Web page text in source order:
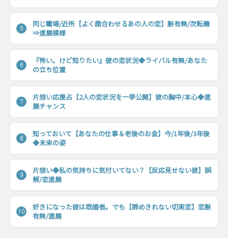
5
同じ職場/近所【よく顔合わせるあの人の恋】脈有無/次転機
⇒進展模様
6
『怖い。けど知りたい』彼の恋状況◆ライバル有無/あなた
の立ち位置
7
片想い応援占【2人の恋状況を一挙公開】彼の胸中/本心◆進
展チャンス
8
知っておいて【あなたの仕事＆老後のお金】今/1年後/3年後
◆未来の姿
9
片想い◆私の気持ちに気付いてない？【反応見せない彼】誤
解/恋進展
10
好きになった彼は既婚者。でも【諦めきれない切実恋】恋脈
有無/進展